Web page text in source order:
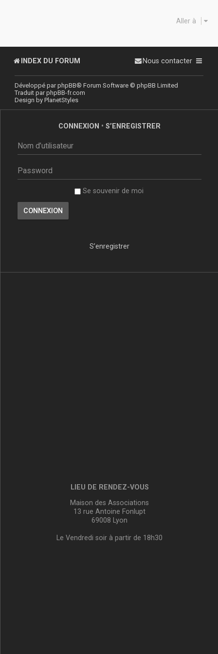
Aller à
INDEX DU FORUM Nous contacter
Développé parphpBB® Forum Software © phpBB Limited
Traduit parphpBB-fr.com
Design by PlanetStyles
CONNEXION • S’ENREGISTRER
Se souvenir de moi
S’enregistrer
LIEU DE RENDEZ-VOUS
Maison des Associations
13 rue Antoine Fonlupt
69008 Lyon
Le Vendredi soir à partir de 18h30